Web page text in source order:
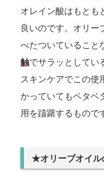
オレイン酸はもとも
良いのです。オリー
べたついていること
触でサラッとしてい
スキンケアでこの使
かっていてもベタベ
用を躊躇するもので
★オリーブオイ